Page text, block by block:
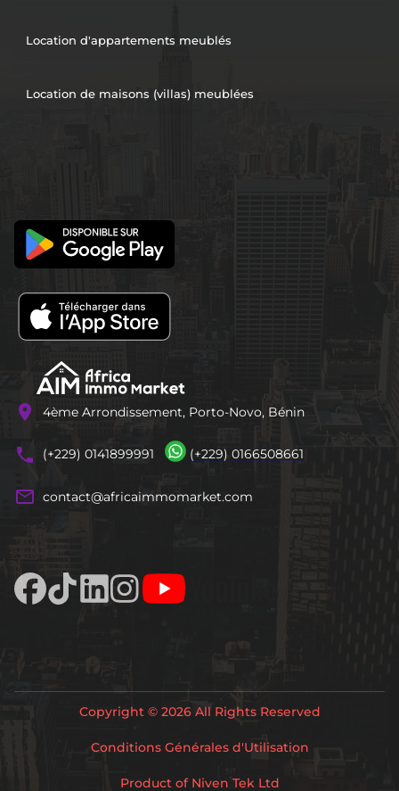
Location d'appartements meublés
Location de maisons (villas) meublées
location_on 4ème Arrondissement, Porto-Novo, Bénin
phones(+229) 0141899991 (+229) 0166508661
mail_outline contact@africaimmomarket.com
Copyright © 2026 All Rights Reserved
Conditions Générales d'Utilisation
Product of Niven Tek Ltd